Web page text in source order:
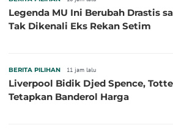
Legenda MU Ini Berubah Drastis
Tak Dikenali Eks Rekan Setim
BERITA PILIHAN 11 jam lalu
Liverpool Bidik Djed Spence,
Tetapkan Banderol Harga